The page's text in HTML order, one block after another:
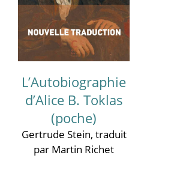
L’Autobiographie
d’Alice B. Toklas
(poche)
Gertrude Stein, traduit
par Martin Richet